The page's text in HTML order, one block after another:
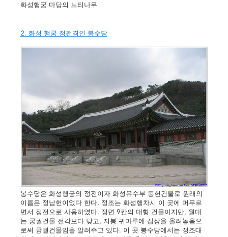
화성행궁 마당의 느티나무
2. 화성 행궁 정전격인 봉수당
봉수당은 화성행궁의 정전이자 화성유수부 동헌건물로 원래의
이름은 정남헌이었다 한다. 정조는 화성행차시 이 곳에 머무르
면서 정전으로 사용하였다. 정면 9칸의 대형 건물이지만, 월대
는 궁궐건물 전각보다 낮고, 지붕 귀마루에 잡상을 올려놓음으
로써 궁궐건물임을 알려주고 있다. 이 곳 봉수당에서는 정조대